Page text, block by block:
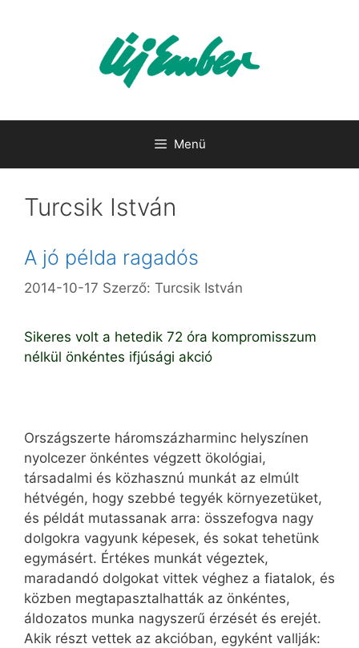
Menü
Turcsik István
A jó példa ragadós
2014-10-17 Szerző: Turcsik István
Sikeres volt a hetedik 72 óra kompromisszum
nélkül önkéntes ifjúsági akció
Országszerte háromszázharminc helyszínen
nyolcezer önkéntes végzett ökológiai,
társadalmi és közhasznú munkát az elmúlt
hétvégén, hogy szebbé tegyék környezetüket,
és példát mutassanak arra: összefogva nagy
dolgokra vagyunk képesek, és sokat tehetünk
egymásért. Értékes munkát végeztek,
maradandó dolgokat vittek véghez a fiatalok, és
közben megtapasztalhatták az önkéntes,
áldozatos munka nagyszerű érzését és erejét.
Akik részt vettek az akcióban, egyként vallják: